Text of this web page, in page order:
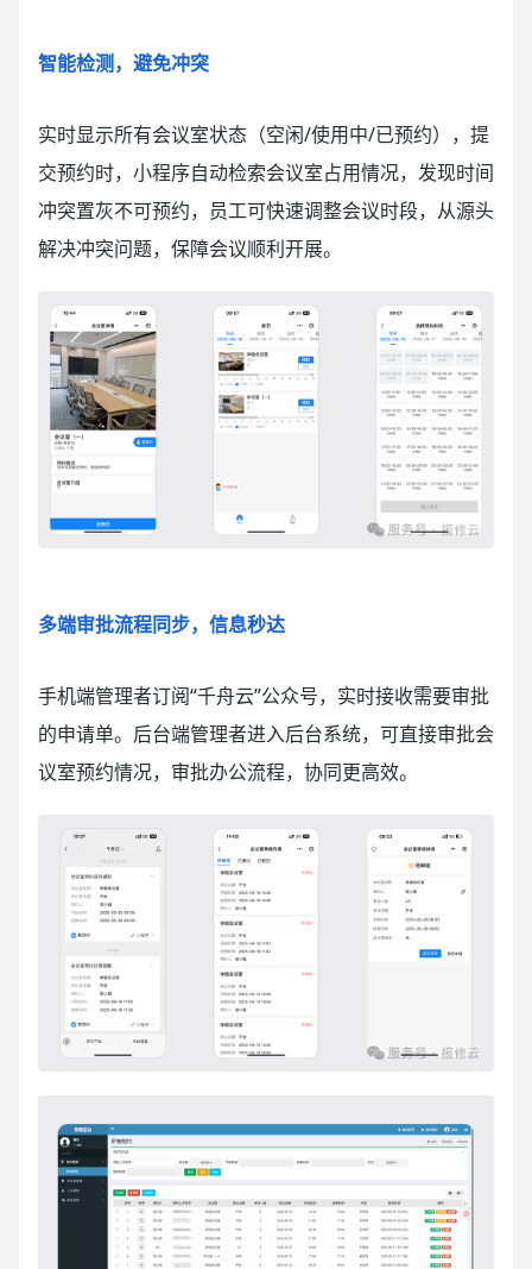
智能检测，避免冲突
实时显示所有会议室状态（空闲/使用中/已预约），提
交预约时，小程序自动检索会议室占用情况，发现时间
冲突置灰不可预约，员工可快速调整会议时段，从源头
解决冲突问题，保障会议顺利开展。
多端审批流程同步，信息秒达
手机端管理者订阅“千舟云”公众号，实时接收需要审批
的申请单。后台端管理者进入后台系统，可直接审批会
议室预约情况，审批办公流程，协同更高效。